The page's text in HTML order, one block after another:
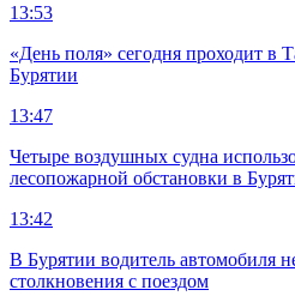
13:53
«День поля» сегодня проходит в
Бурятии
13:47
Четыре воздушных судна
лесопожарной обстановки в
13:42
В Бурятии водитель автомобиля
столкновения с поездом